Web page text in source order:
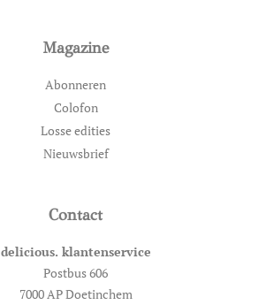
Magazine
Abonneren
Colofon
Losse edities
Nieuwsbrief
Contact
delicious. klantenservice
Postbus 606
7000 AP Doetinchem